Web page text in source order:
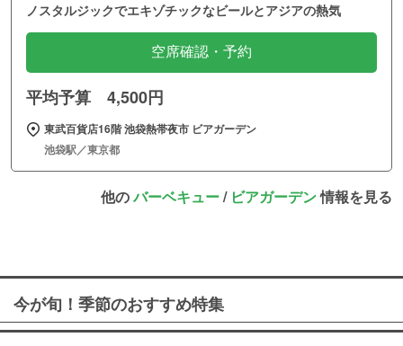
ノスタルジックでエキゾチックなビールとアジアの熱気
空席確認・予約
平均予算 4,500円
東武百貨店16階 池袋熱帯夜市 ビアガーデン
池袋駅／東京都
他のバーベキュー/ ビアガーデン情報を見る
今が旬！季節のおすすめ特集